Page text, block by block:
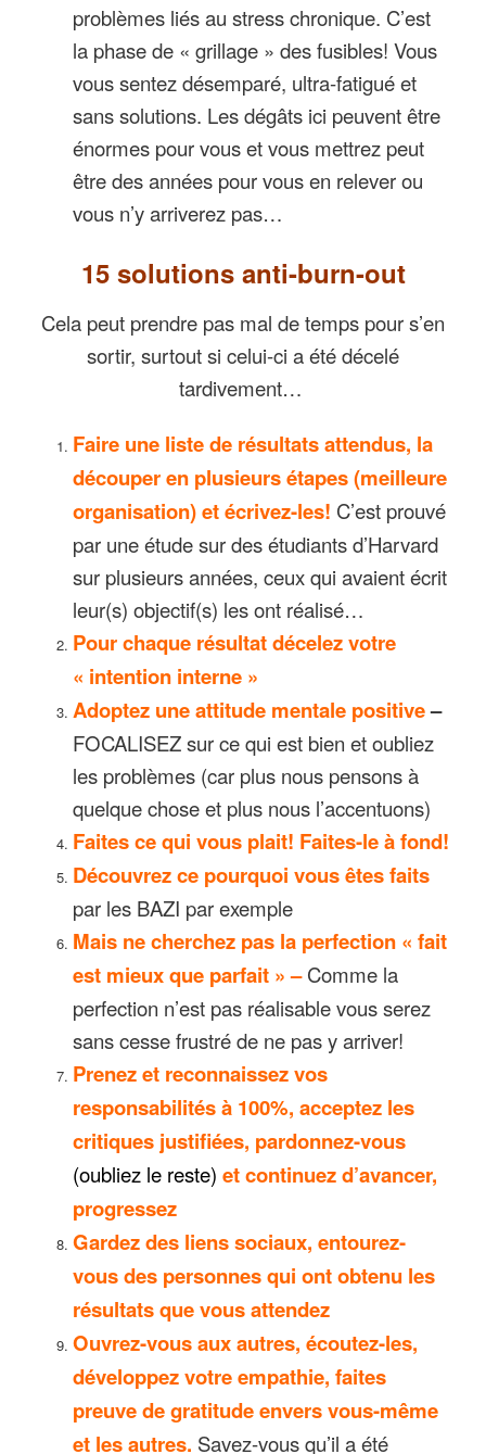
problèmes liés au stress chronique. C’est
la phase de « grillage » des fusibles! Vous
vous sentez désemparé, ultra-fatigué et
sans solutions. Les dégâts ici peuvent être
énormes pour vous et vous mettrez peut
être des années pour vous en relever ou
vous n’y arriverez pas…
15 solutions anti-burn-out
Cela peut prendre pas mal de temps pour s’en
sortir, surtout si celui-ci a été décelé
tardivement…
Faire une liste de résultats attendus, la
découper en plusieurs étapes (meilleure
organisation) et écrivez-les! C’est prouvé
par une étude sur des étudiants d’Harvard
sur plusieurs années, ceux qui avaient écrit
leur(s) objectif(s) les ont réalisé…
Pour chaque résultat décelez votre
« intention interne »
Adoptez une attitude mentale positive–
FOCALISEZ sur ce qui est bien et oubliez
les problèmes (car plus nous pensons à
quelque chose et plus nous l’accentuons)
Faites ce qui vous plait! Faites-le à fond!
Découvrez ce pourquoi vous êtes faits
par les BAZI par exemple
Mais ne cherchez pas la perfection « fait
est mieux que parfait » –Comme la
perfection n’est pas réalisable vous serez
sans cesse frustré de ne pas y arriver!
Prenez et reconnaissez vos
responsabilités à 100%, acceptez les
critiques justifiées, pardonnez-vous
(oubliez le reste) et continuez d’avancer,
progressez
Gardez des liens sociaux, entourez-
vous des personnes qui ont obtenu les
résultats que vous attendez
Ouvrez-vous aux autres, écoutez-les,
développez votre empathie, faites
preuve de gratitude envers vous-même
et les autres. Savez-vous qu’il a été